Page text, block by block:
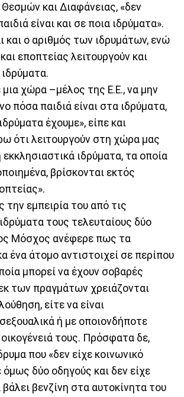
και Διαφάνειας, «δεν
είναι και σε ποια ιδρύματα».
και ο αριθμός των ιδρυμάτων, ενώ
εποπτείας λειτουργούν και
μια χώρα –μέλος της Ε.Ε., να μην
πόσα παιδιά είναι στα ιδρύματα,
έχουμε», είπε και
ότι λειτουργούν στη χώρα μας
ιδρύματα, τα οποία
βρίσκονται εκτός
την εμπειρία του από τις
τους τελευταίους δύο
Μόσχος ανέφερε πως τα
ένα άτομο αντιστοιχεί σε περίπου
μπορεί να έχουν σοβαρές
των πραγμάτων χρειάζονται
είτε να είναι
ή με οποιονδήποτε
τους. Πρόσφατα δε,
που «δεν είχε κοινωνικό
όμως δύο οδηγούς και δεν είχε
βενζίνη στα αυτοκίνητα του